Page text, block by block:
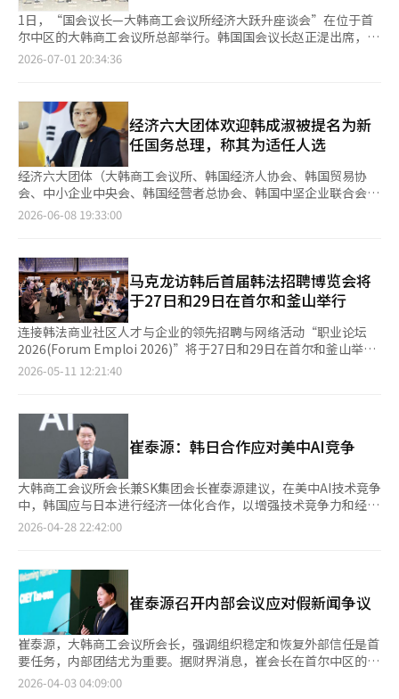
1日，“国会议长—大韩商工会议所经济大跃升座谈会”在位于首
尔中区的大韩商工会议所总部举行。韩国国会议长赵正湜出席，并
与韩国经济界代表就人工智能（AI）政策推进方向、青年就业、地
议长后首次与经济界举行的正式会晤，旨在加强国会与经济界的沟
通渠道，探索提振经济、筑牢可持续发展基础的合作路径。经济界
代表围绕上述三大议题发表意见的同时，也向国会反映了企业经营
中面临的困难和政策诉求。 当天，经济界共有15名企业负责人出
席，包括大韩商工会议所会长崔泰源、SK集团副会长李亨熙、大
韩航空副会长禹基洪、三星电子社长朴承熙、现代汽车社长星容·
金、LG社长河范宗、韩华社长金承模、易买得社长韩采阳
（音）、CJ社长许敏会、斗山社长琴东根（音）、乐天控股沟通室
灿、GS副社长崔努里（音），以及HS晓星先端材料代表理事成洛
阳。 崔泰源表示，企业在投资过程中最看重的是“可预期性”，
只有在法律和制度稳定运行的前提下，企业才能对未来做出充分准
备。对此，赵正湜表示，国会将通过完善相关制度和政策，为企业
放心投资、大胆创新提供保障。 在闭门座谈环节，经济界代表重
点呼吁加大对物理人工智能（Physical AI）和机器人产业生态建设
的支持力度。与会人士指出，AI正成为决定产业竞争力的关键因
素，建议通过扩大公共部门机器人应用、培育初期市场需求等方式
中心建设的审批流程。 与会企业还建议，将地方产业基地打造成
未来经济增长的重要支撑，希望政府推动设立机器人、氢能产业超
级特区，建设符合RE100标准的产业园区，并进一步放宽相关监
管，为企业扩大地方投资创造条件。 此外，经济界代表还呼吁加
强尖端战略产业的制度保障。与会人士表示，随着全球供应链重
组，关键材料、零部件和设备的战略重要性不断提升，建议加强防
止核心技术外流的立法支持，并将《国家尖端战略产业法》的适用
范围扩大至航天、航空、国防等领域的关键新材料产业。与会人士
2026-07-01 20:34:36
经济六大团体欢迎韩成淑被提名为新
任国务总理，称其为适任人选
经济六大团体（大韩商工会议所、韩国经济人协会、韩国贸易协
会、中小企业中央会、韩国经营者总协会、韩国中坚企业联合会）
对李在明总统提名韩成淑为新任国务总理表示欢迎。韩成淑曾担任
示：“作为一位曾直接领导企业经营的企业家出身的总理候选人，
我们对这次提名深感意义重大。”并期待“作为一位比任何人都更
了解企业的困境和市场语言的候选人，其经验能够转化为平衡的政
策制定和实施。” 他们进一步指出：“我们的经济正处于一个重
要的转折点，需要在人工智能（AI）大转型、全球供应链重组、贸
易环境变化、低出生率和老龄化的压力下寻找新的增长动力。”并
称赞韩候选人：“她对产业现场的变化有着深刻的理解，并直接推
动中小企业和小商户的数字化和AI转型，是引领创新和增长的适任
与企业的沟通为基础，积极推动监管创新和创造良好的营商环境，
为企业的投资和就业创造活跃的基础。”并表示：“希望这些成果
能够转化为全体国民的增长，经济界也将作为负责任的合作伙伴，
尽全力进行合作。” 此外，韩成淑候选人是国内信息技术（IT）
行业的第一代专家，曾担任Naver创始以来的首位女性首席执行
官。她还曾担任韩国互联网企业协会会长和现政府首任中小企业部
部长。韩候选人当天表示：“如果我担任国务总理的重任，我将全
力以赴解决当前民生经济的紧急情况。”
2026-06-08 19:33:00
马克龙访韩后首届韩法招聘博览会将
于27日和29日在首尔和釜山举行
连接韩法商业社区人才与企业的领先招聘与网络活动“职业论坛
2026(Forum Emploi 2026)”将于27日和29日在首尔和釜山举
行。特别是今年的活动是在法国总统埃马纽埃尔·马克龙上月访韩
招聘、网络和职业发展的平台，帮助在韩寻找新机会的职业人才。
首先，27日在首尔举行的活动将在大韩商工会议所(KCCI)国际会议
中心进行，参与企业包括雅高大使酒店、阿吉安斯、资本招聘、达
宁集团、德龙基、韩法商会(FKCCI)、普华永道、吉欧迪斯韩国、
格兰德美居大使酒店、IT概念、路易威登韩国、奢侈品商业集团、
奥拉诺韩国、普罗莫沙龙、瑞士钟表、索菲特大使酒店、泰雷兹韩
国、大使普尔曼酒店、维奥利亚韩国、云德拉等多个领域的法国及
主要欧洲企业。 此外，29日在釜山举行的活动将在釜山大学法学
机会，并探索在韩法商业生态系统中的职业发展新机会。 此次活
动在驻韩法国商会(FKCCI)、驻韩法国大使馆、大韩商工会议所
(KCCI)、釜山大学、法国校友日及其他主要相关机构和合作伙伴的
支持下举行。 目前，首尔和釜山的两场活动均已开始接受报名，
欲参加的个人和企业可在FKCCI官网进行报名。参与者可以在一天
内与招聘负责人直接会面，探索职业机会，并参加行业会议及职业
能力提升的实务研讨会。此外，参与企业将能够吸引优秀人才，提
升企业的可见度和品牌形象，并与大学建立关系，支持两国间的学
2026-05-11 12:21:40
崔泰源：韩日合作应对美中AI竞争
大韩商工会议所会长兼SK集团会长崔泰源建议，在美中AI技术竞争
中，韩国应与日本进行经济一体化合作，以增强技术竞争力和经济
扩展。他在国会研讨会上表示，韩国不应仅仅遵循美中规则，而应
为两国在产业结构和利益上有相似之处，合作应达到被外界视为一
个经济体的水平。崔泰源强调，韩日合作的经济效益显著，两国
GDP总和约为6万亿美元，相当于中国的三分之一，足以引起美中
重视。他还指出，韩日合作可能重塑亚洲经济秩序，甚至形成类似
欧盟的亚洲共同体。在AI时代，崔泰源指出资本、电力、GPU和内
存是核心竞争力，并强调投资于大型数据中心和能源基础设施的重
要性。他表示，韩国需要投资约500亿美元建设1GW的数据中心。
崔泰源认为，AI技术成功的关键在于速度、规模和安全性，建议学
2026-04-28 22:42:00
崔泰源召开内部会议应对假新闻争议
崔泰源，大韩商工会议所会长，强调组织稳定和恢复外部信任是首
要任务，内部团结尤为重要。据财界消息，崔会长在首尔中区的会
议中心召开了有200多名员工参加的内部会议，针对近期的“假新
2026-04-03 04:09:00